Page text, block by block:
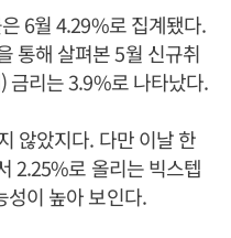
6월 4.29%로 집계됐다.
통해 살펴본 5월 신규취
금리는 3.9%로 나타났다.
않았지다. 다만 이날 한
2.25%로 올리는 빅스텝
성이 높아 보인다.